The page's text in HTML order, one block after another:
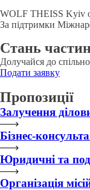
WOLF THEISS Kyiv
За підтримки
Стань
Долучайся до
Подати заявку
Пропозиції
Залучення
Бізнес-
Юридичні та
Організація